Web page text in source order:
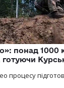
понад 1000
процесу